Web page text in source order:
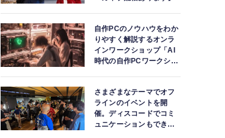
自作PCのノウハウをわか
りやすく解説するオンラ
インワークショップ「AI
時代の自作PCワークショ
さまざまなテーマでオフ
ラインのイベントを開
催。ディスコードでコミ
ュニケーションもできま